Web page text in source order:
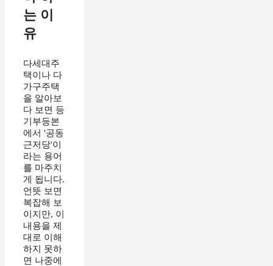
는 이
유
다세대주
택이나 다
가구주택
을 알아보
다 보면 등
기부등본
에서 '공동
근저당'이
라는 용어
를 마주치
게 됩니다.
언뜻 보면
복잡해 보
이지만, 이
내용을 제
대로 이해
하지 못하
면 나중에